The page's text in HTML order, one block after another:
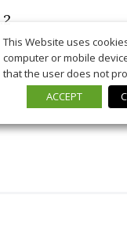
This Website uses
computer or mobile
that the user does not
ACCEPT